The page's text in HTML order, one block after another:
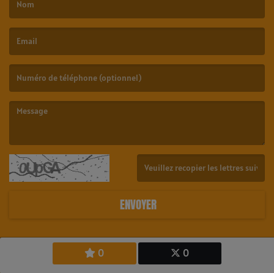
0 0
ENVOYER
Copyright © 2026 23.6 Radio Tahiti - All Rights Reserved.